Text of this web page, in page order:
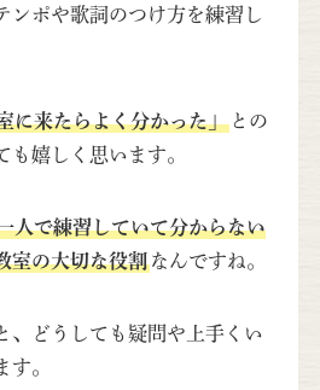
ンポや歌詞のつけ方を練習し
に来たらよく分かった」との
も嬉しく思います。
人で練習していて分からない
室の大切な役割なんですね。
、どうしても疑問や上手くい
す。